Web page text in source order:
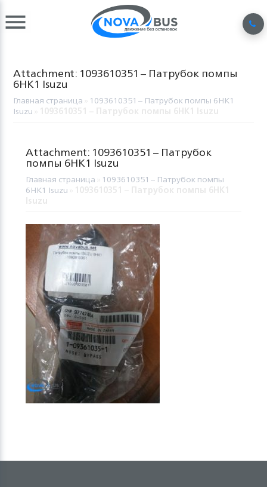
Attachment: 1093610351 – Патрубок помпы
6НК1 Isuzu
Главная страница 1093610351 – Патрубок помпы 6НК1
Isuzu
Attachment: 1093610351 – Патрубок
помпы 6НК1 Isuzu
Главная страница 1093610351 – Патрубок помпы
6НК1 Isuzu